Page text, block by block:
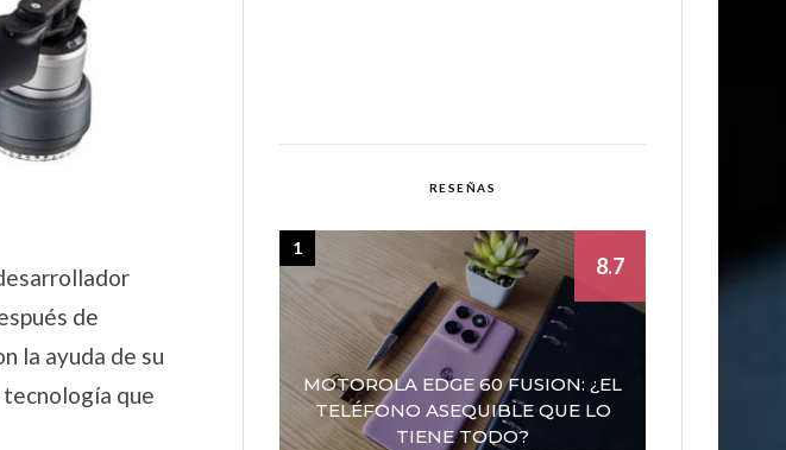
de
la ayuda de su
que
RESEÑAS
MOTOROLA EDGE 60 FUSION: ¿EL
TELÉFONO ASEQUIBLE QUE LO
TIENE TODO?
8.7
1